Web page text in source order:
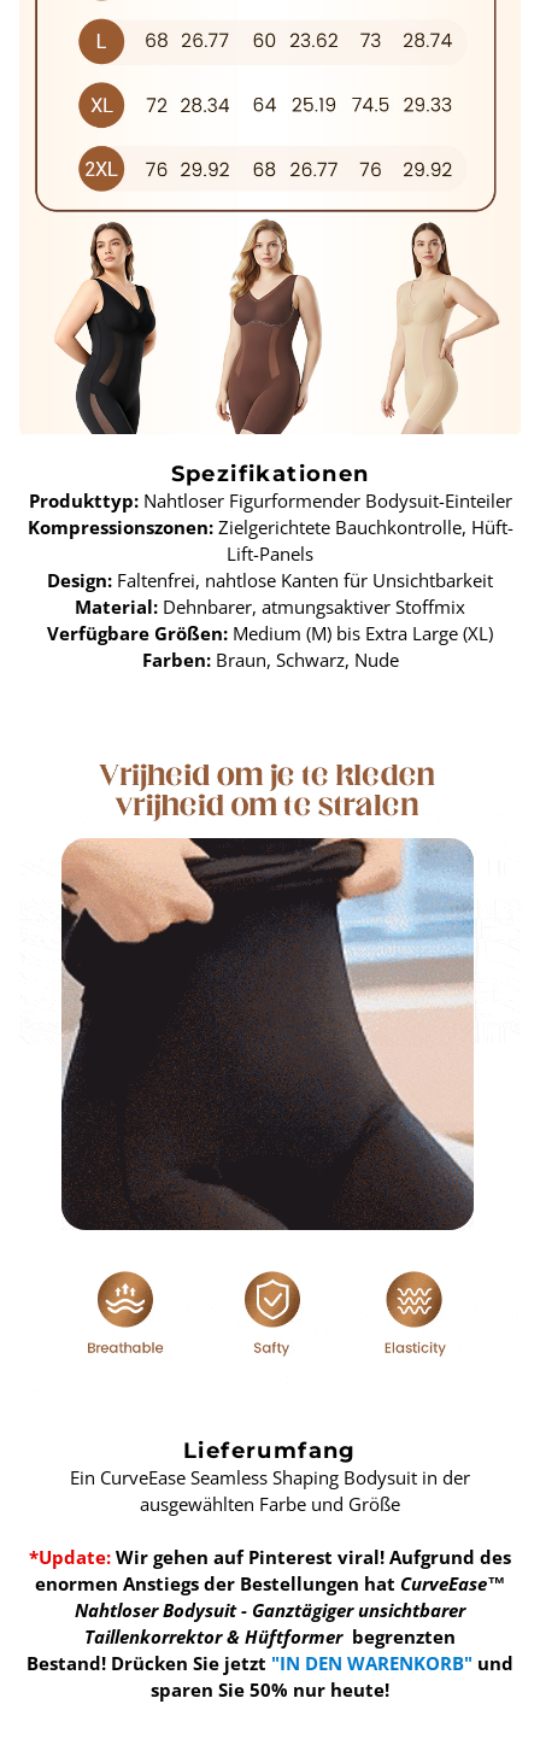
Spezifikationen
Produkttyp:Nahtloser Figurformender Bodysuit-Einteiler
Kompressionszonen:Zielgerichtete Bauchkontrolle, Hüft-
Lift-Panels
Design: Faltenfrei, nahtlose Kanten für Unsichtbarkeit
Material: Dehnbarer, atmungsaktiver Stoffmix
Verfügbare Größen: Medium (M) bis Extra Large (XL)
Farben:Braun, Schwarz, Nude
Lieferumfang
Ein CurveEase Seamless Shaping Bodysuit in der
ausgewählten Farbe und Größe
*Update: Wir gehen auf Pinterest viral! Aufgrund des
enormen Anstiegs der Bestellungen hat CurveEase™
Nahtloser Bodysuit - Ganztägiger unsichtbarer
Taillenkorrektor & Hüftformer begrenzten
Bestand! Drücken Sie jetzt "IN DEN WARENKORB" und
sparen Sie 50% nur heute!